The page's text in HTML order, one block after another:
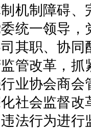
机制障碍
统一领导
其职、协
管改革，
业协会商
社会监督
法行为进